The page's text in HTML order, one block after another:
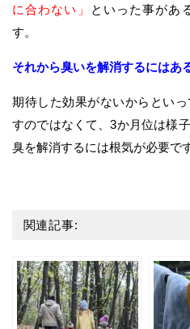
に合わない」
といった事があ
す。
それから臭いを解消するにはあ
期待した効果がないからとい
すのではなくて、3か月位は様
臭を解消するには根気が必要で
関連記事: